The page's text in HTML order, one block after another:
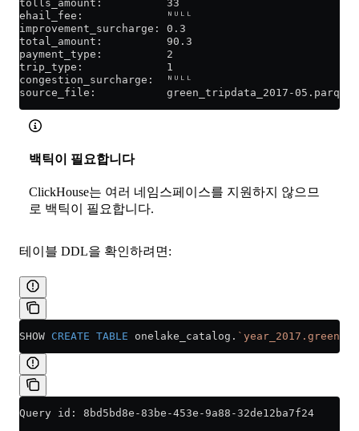
tolls_amount:          33
ehail_fee:             ᴺᵁᴸᴸ
improvement_surcharge: 0.3
total_amount:          90.3
payment_type:          2
trip_type:             1
congestion_surcharge:  ᴺᵁᴸᴸ
source_file:           green_tripdata_2017-05.parquet
백틱이 필요합니다
ClickHouse는 여러 네임스페이스를 지원하지 않으므
로 백틱이 필요합니다.
테이블 DDL을 확인하려면:
SHOW CREATE TABLE onelake_catalog.
Query id: 8bd5bd8e-83be-453e-9a88-32de12ba7f24